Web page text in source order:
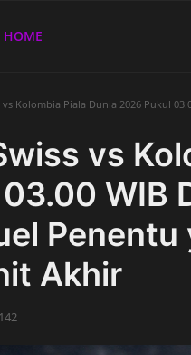
HOME
vs Kolombia Piala Dunia 2026 Pukul
vs
WIB
Akhir
142